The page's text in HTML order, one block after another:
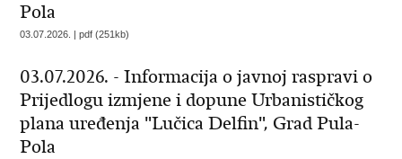
Pola
03.07.2026. | pdf (251kb)
03.07.2026. - Informacija o javnoj raspravi o
Prijedlogu izmjene i dopune Urbanističkog
plana uređenja "Lučica Delfin", Grad Pula-
Pola